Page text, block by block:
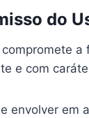
do
e com
envolver em